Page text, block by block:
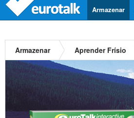
Armazenar
Armazenar Aprender Frísio